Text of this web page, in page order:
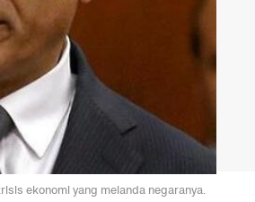
ekonomi yang melanda negaranya.